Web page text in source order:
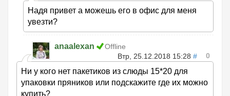
Надя привет а можешь его в офис для меня
увезти?
anaalexan
Offline
Втр, 25.12.2018 15:28 # 0
Ни у кого нет пакетиков из слюды 15*20 для
упаковки пряников или подскажите где их можно
купить?